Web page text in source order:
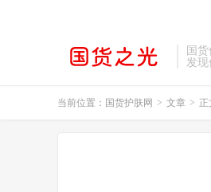
国
发现
当前位置： 国货护肤网 > 文章 > 正